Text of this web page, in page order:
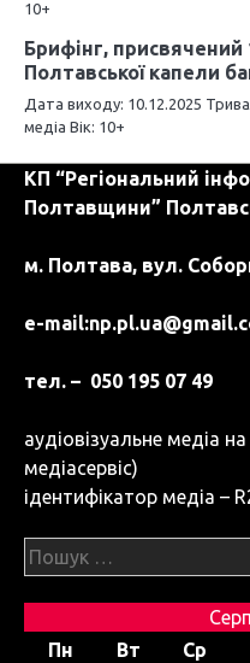
в
10+
Брифінг, присвячений
Полтавської капели
Дата виходу: 10.12.2025
медіа Вік: 10+
КП “Регіональний
Полтавщини”
м. Полтава, вул.
e-mail:
тел. – 050 195 07 49
аудіовізуальне медіа
медіасервіс)
ідентифікатор медіа –
Пошук:
Пн
Вт Ср